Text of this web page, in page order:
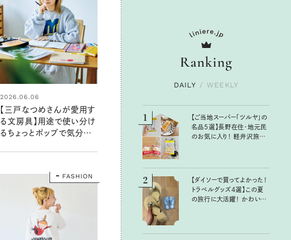
2026.06.06
【三戸なつめさんが愛用す
る文房具】用途で使い分け
るちょっとポップで気分が
FASHION
Ranking
DAILY / WEEKLY
1
【ご当地スーパー「ツルヤ」の
名品5選】長野在住・地元民
のお気に入り！ 軽井沢旅の
2
【ダイソーで買ってよかった！
トラベルグッズ4選】この夏
の旅行に大活躍！ かわいく